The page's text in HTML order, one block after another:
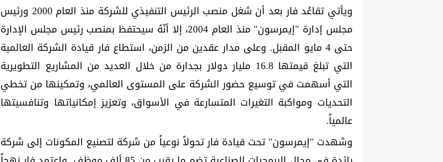
ويأتي تقاعُد فار بعد أن شغل منصب الرئيس التنفيذي للشركة منذ العام 2000 ورئيس
مجلس إدارة "إيمرسون" منذ العام 2004، إلا أنّهُ سيحتفظ بمنصب رئيس مجلس الإدارة
حتى 4 مايو المقبل. وعلى مدار عقدين من الزمن، استطاع فار قيادة الشركة العالمية
التي تبلغ قيمتها 16.8 مليار دولار بجدارة من خلال العديد من المشاريع التطويرية
التي أسهمت في توسيع حضور الشركة على المستوى العالمي، وتمكينها من تخطي
التحديات ومواكبة التغيرات المتسارعة في الأسواق، وتعزيز إمكانياتها وتنافسيتها
عالمياً.
وشهدت "إيمرسون" تحت قيادة فار تحولاً نوعياً من شركة لتصنيع المكونات إلى شركة